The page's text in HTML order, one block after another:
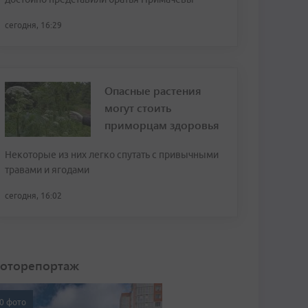
сегодня, 16:29
Опасные растения
могут стоить
приморцам здоровья
Некоторые из них легко спутать с привычными
травами и ягодами
сегодня, 16:02
фото